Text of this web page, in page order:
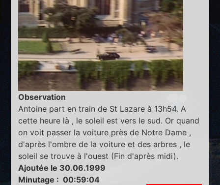
Observation
Antoine part en train de St Lazare à 13h54. A
cette heure là , le soleil est vers le sud. Or quand
on voit passer la voiture près de Notre Dame ,
d'après l'ombre de la voiture et des arbres , le
soleil se trouve à l'ouest (Fin d'après midi).
Ajoutée le 30.06.1999
Minutage : 00:59:04